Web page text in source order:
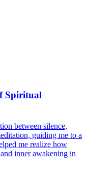
Spiritual
between silence,
guiding me to a
me realize how
inner awakening in